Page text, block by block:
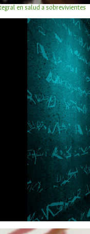
en salud a sobrevivientes